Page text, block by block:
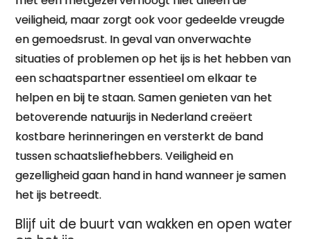
veiligheid, maar zorgt ook voor gedeelde vreugde
en gemoedsrust. In geval van onverwachte
situaties of problemen op het ijs is het hebben van
een schaatspartner essentieel om elkaar te
helpen en bij te staan. Samen genieten van het
betoverende natuurijs in Nederland creëert
kostbare herinneringen en versterkt de band
tussen schaatsliefhebbers. Veiligheid en
gezelligheid gaan hand in hand wanneer je samen
het ijs betreedt.
Blijf uit de buurt van wakken en open water